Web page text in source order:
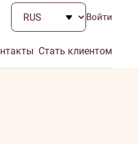
Войти
Стать клиентом